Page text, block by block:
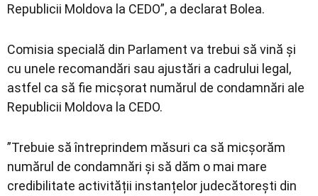
Republicii Moldova la CEDO”, a declarat Bolea.
Comisia specială din Parlament va trebui să vină și
cu unele recomandări sau ajustări a cadrului legal,
astfel ca să fie micșorat numărul de condamnări ale
Republicii Moldova la CEDO.
”Trebuie să întreprindem măsuri ca să micșorăm
numărul de condamnări și să dăm o mai mare
credibilitate activității instanțelor judecătorești din